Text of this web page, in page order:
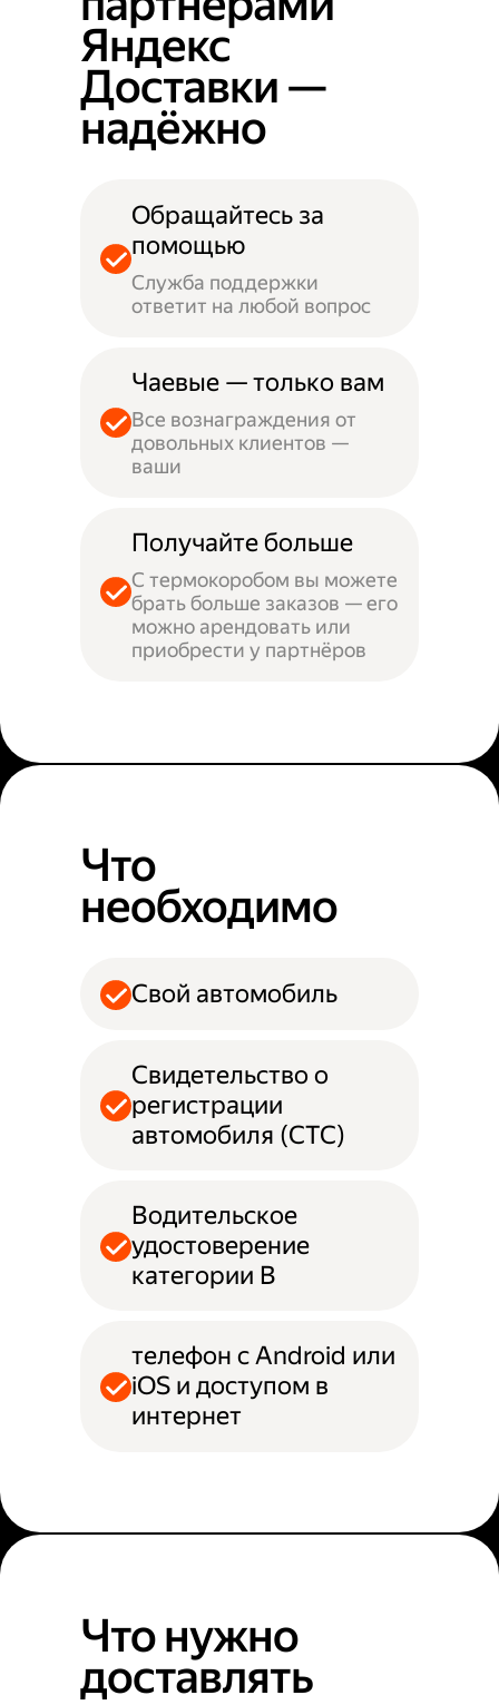
Яндекс
Доставки —
надёжно
Обращайтесь за
помощью
Служба поддержки
ответит на любой вопрос
Чаевые — только вам
Все вознаграждения от
довольных клиентов —
ваши
Получайте больше
С термокоробом вы можете
брать больше заказов — его
можно арендовать или
приобрести у партнёров
Что
необходимо
Свой автомобиль
Свидетельство о
регистрации
автомобиля (СТС)
Водительское
удостоверение
категории B
телефон с Android или
iOS и доступом в
интернет
Что нужно
доставлять